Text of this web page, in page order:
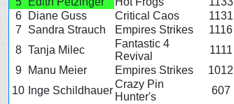
6
Diane Guss Critical Caos
1131
7
Sandra Strauch Empires Strikes
1116
8 Tanja Milec
Fantastic 4
Revival
1111
9
Manu Meier Empires Strikes
1012
10 Inge Schildhauer
Crazy Pin
Hunter's
607